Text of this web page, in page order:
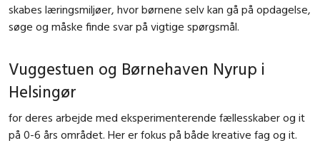
skabes læringsmiljøer, hvor børnene selv kan gå på opdagelse,
søge og måske finde svar på vigtige spørgsmål.
Vuggestuen og Børnehaven Nyrup i
Helsingør
for deres arbejde med eksperimenterende fællesskaber og it
på 0-6 års området. Her er fokus på både kreative fag og it.